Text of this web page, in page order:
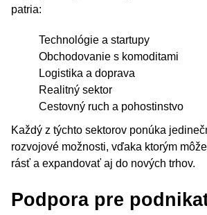
patria:
Technológie a startupy
Obchodovanie s komoditami
Logistika a doprava
Realitný sektor
Cestovný ruch a pohostinstvo
Každý z týchto sektorov ponúka
rozvojové možnosti, vďaka ktorým
rásť a expandovať aj do nových trhov.
Podpora pre